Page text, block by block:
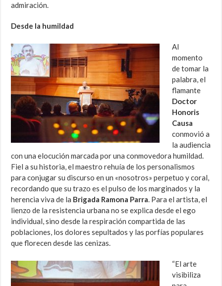
admiración.
Desde la humildad
Al
momento
de tomar la
palabra, el
flamante
Doctor
Honoris
Causa
conmovió a
la audiencia
con una elocución marcada por una conmovedora humildad.
Fiel a su historia, el maestro rehuía de los personalismos
para conjugar su discurso en un «nosotros» perpetuo y coral,
recordando que su trazo es el pulso de los marginados y la
herencia viva de la Brigada Ramona Parra. Para el artista, el
lienzo de la resistencia urbana no se explica desde el ego
individual, sino desde la respiración compartida de las
poblaciones, los dolores sepultados y las porfías populares
que florecen desde las cenizas.
“El arte
visibiliza